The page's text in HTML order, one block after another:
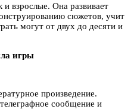
и взрослые. Она развивает
сюжетов, учит
могут от двух до десяти и
игры
произведение.
сообщение и